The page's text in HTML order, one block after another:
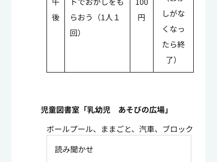
後
らおう（1人１
回）
円
しがな
くなっ
たら終
了）
児童図書室「乳幼児 あそびの広場」
ボールプール、ままごと、汽車、ブロック
読み聞かせ